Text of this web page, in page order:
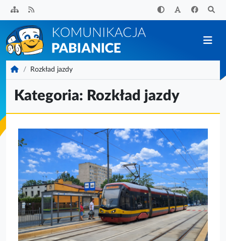
Przejdź
do
treści
KomunikacjaPabianice.pl
Rozkład jazdy
Kategoria: Rozkład jazdy